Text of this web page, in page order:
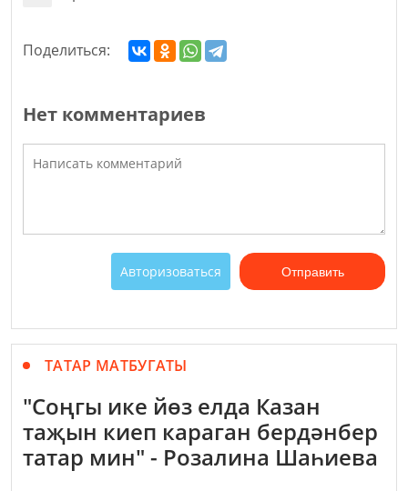
Поделиться:
Нет комментариев
Авторизоваться Отправить
ТАТАР МАТБУГАТЫ
"Соңгы ике йөз елда Казан
таҗын киеп караган бердәнбер
татар мин" - Розалина Шаһиева